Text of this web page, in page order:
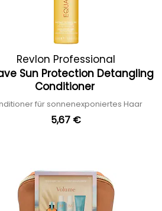
Revlon Professional
Sun Protection Detangling
Conditioner
für sonnenexponiertes Haar
5,67 €